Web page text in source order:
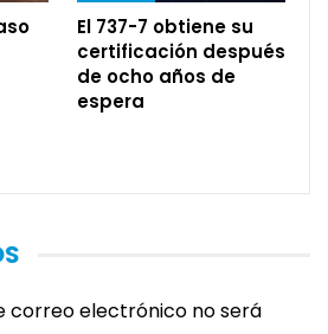
El 737-7 obtiene su
certificación después
de ocho años de
espera
correo electrónico no será